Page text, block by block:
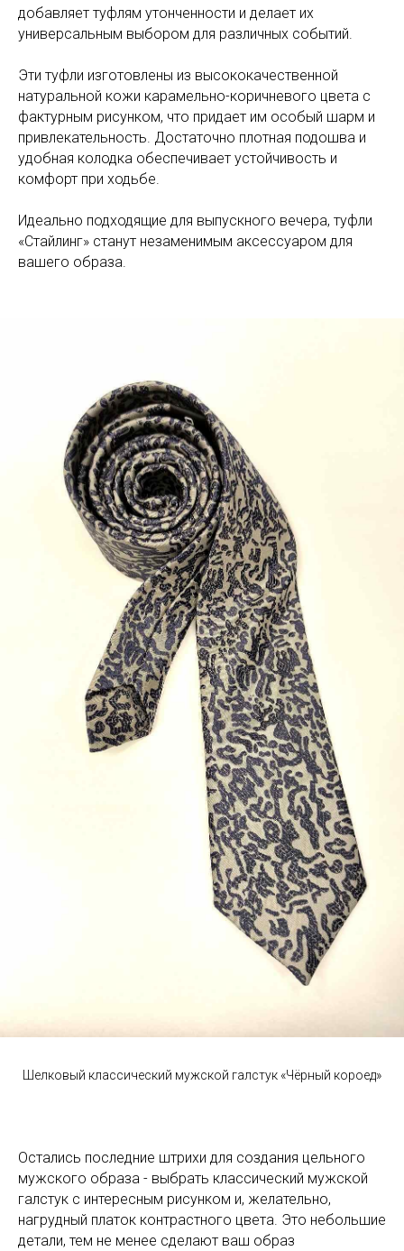
добавляет туфлям утонченности и делает их
универсальным выбором для различных событий.
Эти туфли изготовлены из высококачественной
натуральной кожи карамельно-коричневого цвета с
фактурным рисунком, что придает им особый шарм и
привлекательность. Достаточно плотная подошва и
удобная колодка обеспечивает устойчивость и
комфорт при ходьбе.
Идеально подходящие для выпускного вечера, туфли
«Стайлинг» станут незаменимым аксессуаром для
вашего образа.
Шелковый классический мужской галстук «Чёрный короед»
Остались последние штрихи для создания цельного
мужского образа - выбрать классический мужской
галстук с интересным рисунком и, желательно,
нагрудный платок контрастного цвета. Это небольшие
детали, тем не менее сделают ваш образ